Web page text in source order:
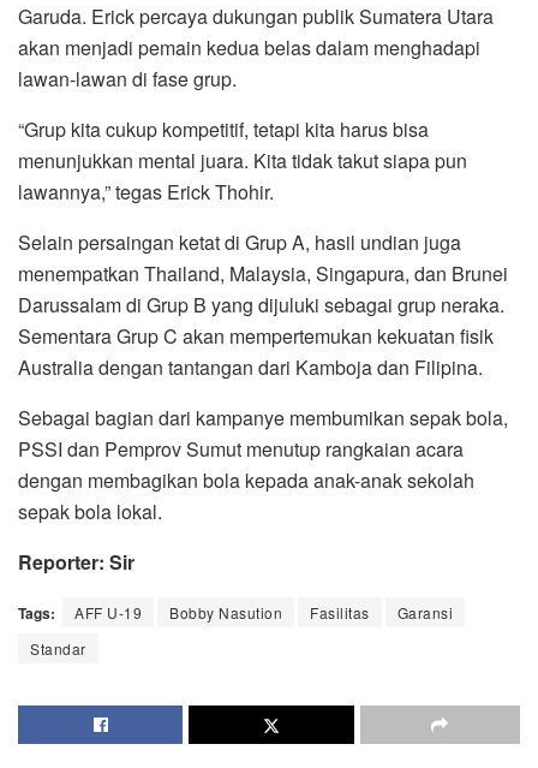
Garuda. Erick percaya dukungan publik Sumatera Utara
akan menjadi pemain kedua belas dalam menghadapi
lawan-lawan di fase grup.
“Grup kita cukup kompetitif, tetapi kita harus bisa
menunjukkan mental juara. Kita tidak takut siapa pun
lawannya,” tegas Erick Thohir.
Selain persaingan ketat di Grup A, hasil undian juga
menempatkan Thailand, Malaysia, Singapura, dan Brunei
Darussalam di Grup B yang dijuluki sebagai grup neraka.
Sementara Grup C akan mempertemukan kekuatan fisik
Australia dengan tantangan dari Kamboja dan Filipina.
Sebagai bagian dari kampanye membumikan sepak bola,
PSSI dan Pemprov Sumut menutup rangkaian acara
dengan membagikan bola kepada anak-anak sekolah
sepak bola lokal.
Reporter: Sir
Tags: AFF U-19 Bobby Nasution Fasilitas
Garansi
Standar